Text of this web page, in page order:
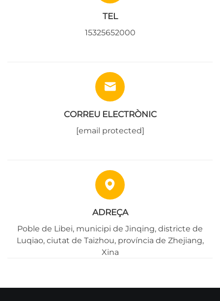
TEL
15325652000
CORREU ELECTRÒNIC
[email protected]
ADREÇA
Poble de Libei, municipi de Jinqing, districte de
Luqiao, ciutat de Taizhou, província de Zhejiang,
Xina